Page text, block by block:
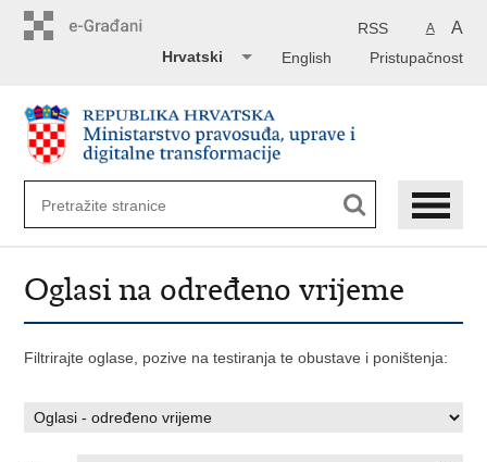
A A
RSS
Pristupačnost
English
Hrvatski
Oglasi na određeno vrijeme
Filtrirajte oglase, pozive na testiranja te obustave i poništenja: